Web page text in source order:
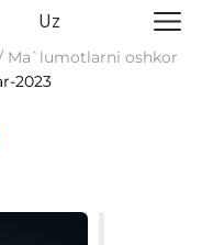
Uz
Ma`lumotlarni oshkor
2023